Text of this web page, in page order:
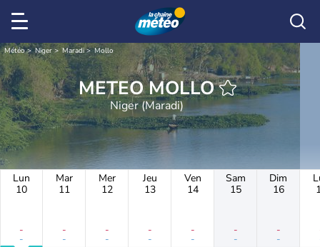
Météo Niger Maradi Mollo
METEO MOLLO
Niger (Maradi)
Lun
10
-
-
Mar
11
-
-
Mer
12
-
-
Jeu
13
-
-
Ven
14
-
-
Sam
15
-
-
Dim
16
-
-